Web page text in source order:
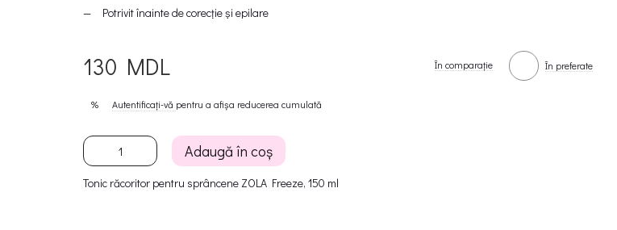
Potrivit înainte de corecție și epilare
Ajută la reducerea sensibilității și disconfortului
Susține calmarea și recuperarea pielii
Volum: 150 ml
Mod de utilizare:
Curățați sprâncenele de machiaj și impurități cu spuma de curățare ZOLA. Aplicați ZOLA Freeze Brow
130 MDL În comparație În preferate
% Autentificați-vă pentru a afișa reducerea cumulată
Adaugă în coș
Tonic răcoritor pentru sprâncene ZOLA Freeze, 150 ml